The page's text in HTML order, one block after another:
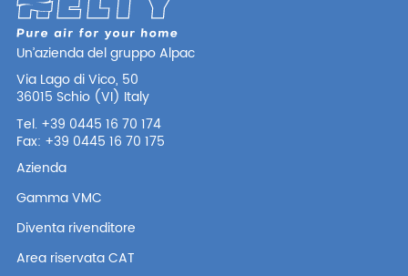
Un’azienda del gruppo Alpac
Via Lago di Vico, 50
36015 Schio (VI) Italy
Tel. +39 0445 16 70 174
Fax: +39 0445 16 70 175
Azienda
Gamma VMC
Diventa rivenditore
Area riservata CAT